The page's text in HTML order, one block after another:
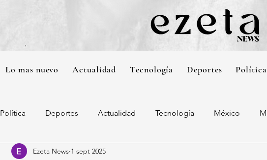
Lo mas nuevo Actualidad Tecnología Deportes Política
Política Deportes Actualidad Tecnología México
Ezeta News 1 sept 2025